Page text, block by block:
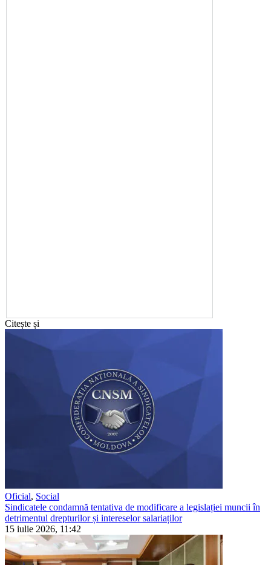
Citește și
Oficial, Social
Sindicatele condamnă tentativa de modificare a legislației muncii în
detrimentul drepturilor și intereselor salariaților
15 iulie 2026, 11:42